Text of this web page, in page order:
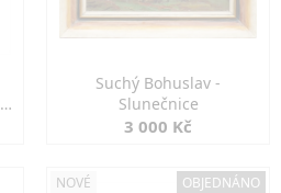
Suchý Bohuslav -
Slunečnice
3 000 Kč
NOVÉ OBJEDNÁNO